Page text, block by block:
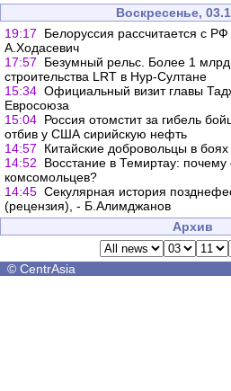
Воскресенье,
19:17
Белоруссия рассчитается с
А.Ходасевич
17:57
Безумный рельс. Более 1 млрд
строительства LRT в Нур-Султане
15:34 Официальный визит главы
Евросоюза
15:04 Россия отомстит за гибель
отбив у США сирийскую нефть
14:57
Китайские добровольцы в
14:52
Восстание в Темиртау:
комсомольцев?
14:45 Секулярная история
(рецензия), - Б.Алимджанов
Архив
© CentrAsia